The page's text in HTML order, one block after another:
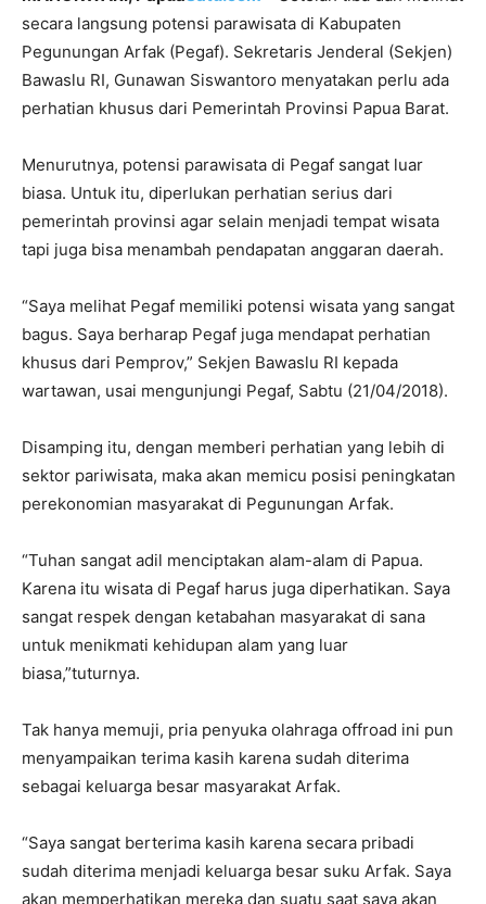
secara langsung potensi parawisata di Kabupaten
Pegunungan Arfak (Pegaf). Sekretaris Jenderal (Sekjen)
Bawaslu RI, Gunawan Siswantoro menyatakan perlu ada
perhatian khusus dari Pemerintah Provinsi Papua Barat.
Menurutnya, potensi parawisata di Pegaf sangat luar
biasa. Untuk itu, diperlukan perhatian serius dari
pemerintah provinsi agar selain menjadi tempat wisata
tapi juga bisa menambah pendapatan anggaran daerah.
“Saya melihat Pegaf memiliki potensi wisata yang sangat
bagus. Saya berharap Pegaf juga mendapat perhatian
khusus dari Pemprov,” Sekjen Bawaslu RI kepada
wartawan, usai mengunjungi Pegaf, Sabtu (21/04/2018).
Disamping itu, dengan memberi perhatian yang lebih di
sektor pariwisata, maka akan memicu posisi peningkatan
perekonomian masyarakat di Pegunungan Arfak.
“Tuhan sangat adil menciptakan alam-alam di Papua.
Karena itu wisata di Pegaf harus juga diperhatikan. Saya
sangat respek dengan ketabahan masyarakat di sana
untuk menikmati kehidupan alam yang luar
biasa,”tuturnya.
Tak hanya memuji, pria penyuka olahraga offroad ini pun
menyampaikan terima kasih karena sudah diterima
sebagai keluarga besar masyarakat Arfak.
“Saya sangat berterima kasih karena secara pribadi
sudah diterima menjadi keluarga besar suku Arfak. Saya
akan memperhatikan mereka dan suatu saat saya akan